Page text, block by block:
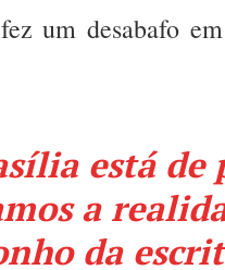
um desabafo
está de
a
da